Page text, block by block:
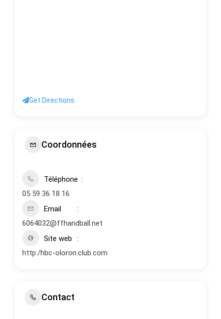
Get Directions
Coordonnées
Téléphone
05 59 36 18 16
Email
6064032@ffhandball.net
Site web
http:/hbc-oloron.club.com
Contact